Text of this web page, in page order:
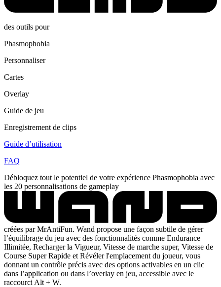
des outils pour
Phasmophobia
Personnaliser
Cartes
Overlay
Guide de jeu
Enregistrement de clips
Guide d’utilisation
FAQ
Débloquez tout le potentiel de votre expérience Phasmophobia avec
les 20 personnalisations de gameplay
créées par MrAntiFun. Wand propose une façon subtile de gérer
l’équilibrage du jeu avec des fonctionnalités comme Endurance
Illimitée, Recharger la Vigueur, Vitesse de marche super, Vitesse de
Course Super Rapide et Révéler l'emplacement du joueur, vous
donnant un contrôle précis avec des options activables en un clic
dans l’application ou dans l’overlay en jeu, accessible avec le
raccourci Alt + W.